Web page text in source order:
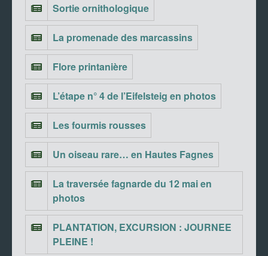
Sortie ornithologique
La promenade des marcassins
Flore printanière
L’étape n° 4 de l’Eifelsteig en photos
Les fourmis rousses
Un oiseau rare… en Hautes Fagnes
La traversée fagnarde du 12 mai en
photos
PLANTATION, EXCURSION : JOURNEE
PLEINE !